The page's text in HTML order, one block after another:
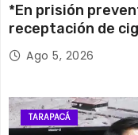
*En prisión
receptación de
millones*
Ago 5, 2026
TARAPACÁ